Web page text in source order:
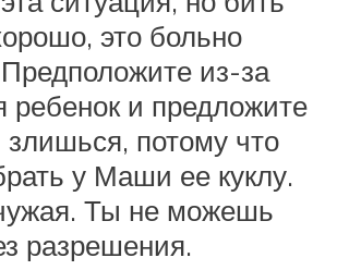
это больно
из-за
ребенок и предложите
потому что
у Маши ее куклу.
Ты не можешь
разрешения.